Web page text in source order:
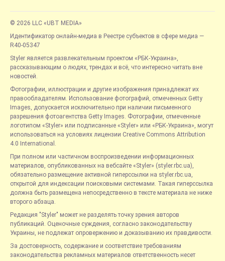
© 2026 LLC «UBT MEDIA»
Идентификатор онлайн-медиа в Реестре субъектов в сфере медиа —
R40-05347
Styler является развлекательным проектом «РБК-Украина»,
рассказывающим о людях, трендах и всё, что интересно читать вне
новостей.
Фотографии, иллюстрации и другие изображения принадлежат их
правообладателям. Использование фотографий, отмеченных Getty
Images, допускается исключительно при наличии письменного
разрешения фотоагентства Getty Images. Фотографии, отмеченные
логотипом «Styler» или подписанные «Styler» или «РБК-Украина», могут
использоваться на условиях лицензии Creative Commons Attribution
4.0 International.
При полном или частичном воспроизведении информационных
материалов, опубликованных на вебсайте «Styler» (styler.rbc.ua),
обязательно размещение активной гиперссылки на styler.rbc.ua,
открытой для индексации поисковыми системами. Такая гиперссылка
должна быть размещена непосредственно в тексте материала не ниже
второго абзаца.
Редакция "Styler" может не разделять точку зрения авторов
публикаций. Оценочные суждения, согласно законодательству
Украины, не подлежат опровержению и доказыванию их правдивости.
За достоверность, содержание и соответствие требованиям
законодательства рекламных материалов ответственность несет